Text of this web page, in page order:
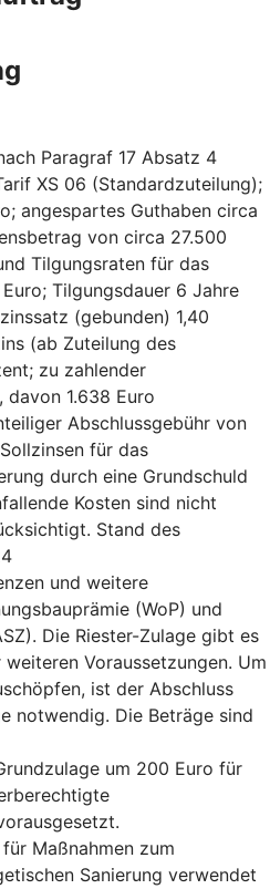
Paragraf 17 Absatz 4
XS 06 (Standardzuteilung);
angespartes Guthaben circa
von circa 27.500
Tilgungsraten für das
Tilgungsdauer 6 Jahre
(gebunden) 1,40
(ab Zuteilung des
zu zahlender
davon 1.638 Euro
Abschlussgebühr von
für das
durch eine Grundschuld
Kosten sind nicht
Stand des
und weitere
(WoP) und
Die Riester-Zulage gibt es
Voraussetzungen. Um
ist der Abschluss
notwendig. Die Beträge sind
um 200 Euro für
Maßnahmen zum
Sanierung verwendet